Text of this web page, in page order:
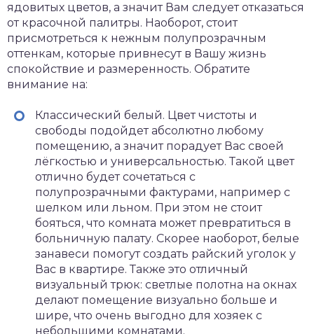
ядовитых цветов, а значит Вам следует отказаться
от красочной палитры. Наоборот, стоит
присмотреться к нежным полупрозрачным
оттенкам, которые привнесут в Вашу жизнь
спокойствие и размеренность. Обратите
внимание на:
Классический белый. Цвет чистоты и
свободы подойдет абсолютно любому
помещению, а значит порадует Вас своей
лёгкостью и универсальностью. Такой цвет
отлично будет сочетаться с
полупрозрачными фактурами, например с
шелком или льном. При этом не стоит
бояться, что комната может превратиться в
больничную палату. Скорее наоборот, белые
занавеси помогут создать райский уголок у
Вас в квартире. Также это отличный
визуальный трюк: светлые полотна на окнах
делают помещение визуально больше и
шире, что очень выгодно для хозяек с
небольшими комнатами.